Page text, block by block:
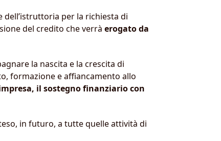
per la richiesta di
del credito che verrà erogato da
la nascita e la crescita di
formazione e affiancamento allo
il sostegno finanziario con
in futuro, a tutte quelle attività di